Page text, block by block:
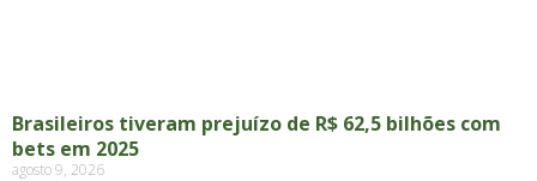
Brasileiros tiveram prejuízo de R$ 62,5 bilhões com
bets em 2025
agosto 9, 2026